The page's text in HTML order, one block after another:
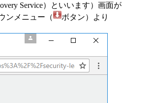
Service）といいます）画面が
ンメニュー（
ボタン）より